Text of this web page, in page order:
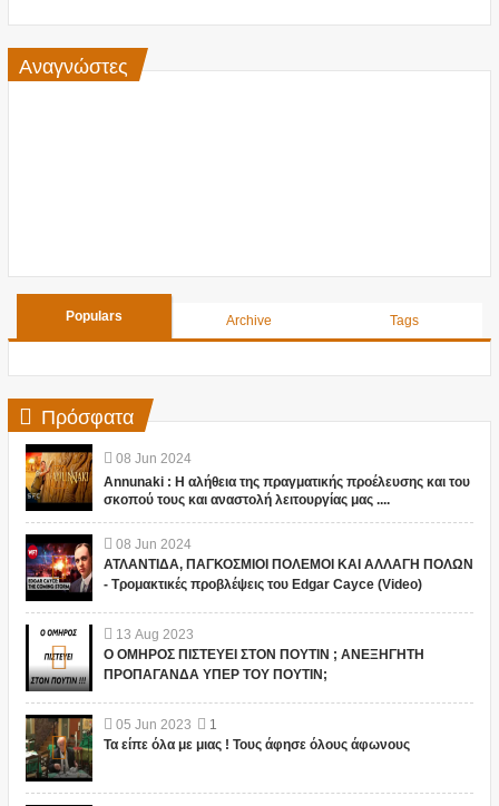
Αναγνώστες
Populars Archive Tags
Πρόσφατα
08 Jun 2024
Annunaki : Η αλήθεια της πραγματικής προέλευσης και του
σκοπού τους και αναστολή λειτουργίας μας ....
08 Jun 2024
ΑΤΛΑΝΤΙΔΑ, ΠΑΓΚΟΣΜΙΟΙ ΠΟΛΕΜΟΙ ΚΑΙ ΑΛΛΑΓΗ ΠΟΛΩΝ
- Τρομακτικές προβλέψεις του Edgar Cayce (Video)
13 Aug 2023
Ο ΟΜΗΡΟΣ ΠΙΣΤΕΥΕΙ ΣΤΟΝ ΠΟΥΤΙΝ ; ΑΝΕΞΗΓΗΤΗ
ΠΡΟΠΑΓΑΝΔΑ ΥΠΕΡ ΤΟΥ ΠΟΥΤΙΝ;
05 Jun 2023
1
Τα είπε όλα με μιας ! Τους άφησε όλους άφωνους